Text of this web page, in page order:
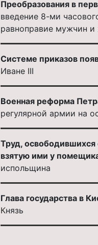
Преобразования в
введение 8-ми
равноправие мужчин
Системе приказов
Иване III
Военная реформа
регулярной армии на
Труд, освободившихся
взятую ими у
испольщина
Глава государства в
Князь